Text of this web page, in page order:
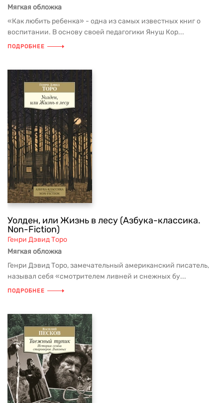
Мягкая обложка
«Как любить ребенка» - одна из самых известных книг о
воспитании. В основу своей педагогики Януш Кор...
ПОДРОБНЕЕ
Уолден, или Жизнь в лесу (Азбука-классика.
Non-Fiction)
Генри Дэвид Торо
Мягкая обложка
Генри Дэвид Торо, замечательный американский писатель,
называл себя «смотрителем ливней и снежных бу...
ПОДРОБНЕЕ